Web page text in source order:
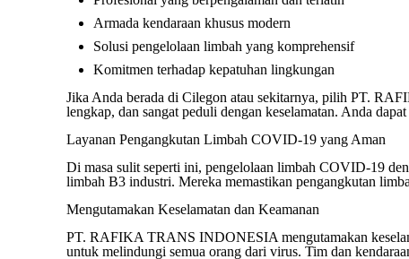
Armada kendaraan khusus modern
Solusi pengelolaan limbah yang komprehensif
Komitmen terhadap kepatuhan lingkungan
Jika Anda berada di Cilegon atau sekitarnya, pilih PT.
lengkap, dan sangat peduli dengan keselamatan. Anda
Layanan Pengangkutan Limbah COVID-19 yang Aman
Di masa sulit seperti ini, pengelolaan limbah COVID-19
limbah B3 industri. Mereka memastikan pengangkutan
Mengutamakan Keselamatan dan Keamanan
PT. RAFIKA TRANS INDONESIA mengutamakan
untuk melindungi semua orang dari virus. Tim dan